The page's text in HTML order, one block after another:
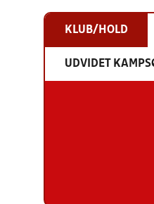
KLUB/HOLD
UDVIDET